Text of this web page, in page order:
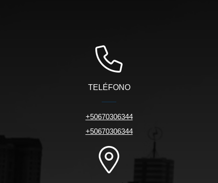
TELÉFONO
+50670306344
+50670306344